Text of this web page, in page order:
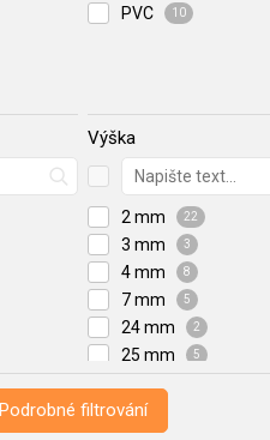
PVC 10
Výška
2 mm 22
3 mm 3
4 mm 8
7 mm 5
24 mm 2
25 mm 5
40 mm
Podrobné filtrování